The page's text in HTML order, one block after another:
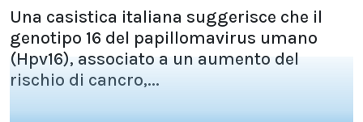
Una casistica italiana suggerisce che il
genotipo 16 del papillomavirus umano
(Hpv16), associato a un aumento del
rischio di cancro,...